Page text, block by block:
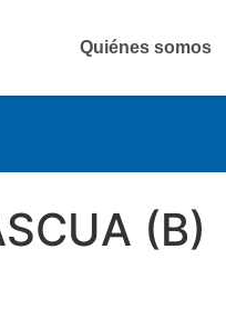
Quiénes somos
(B)